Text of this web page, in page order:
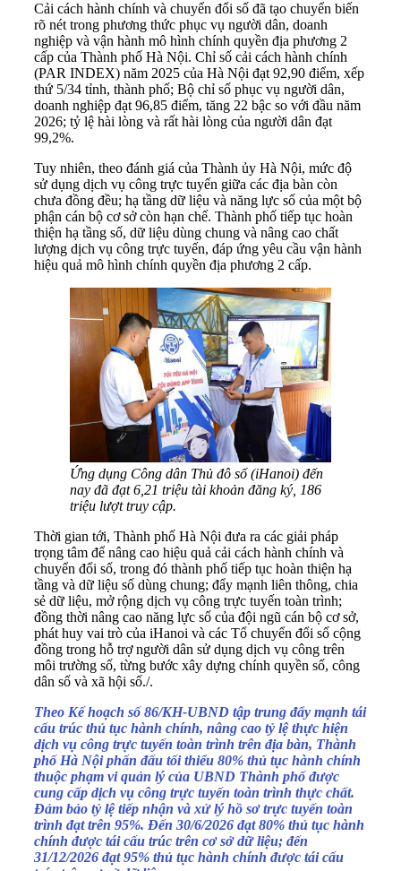
Cải cách hành chính và chuyển đổi số đã tạo chuyển biến
rõ nét trong phương thức phục vụ người dân, doanh
nghiệp và vận hành mô hình chính quyền địa phương 2
cấp của Thành phố Hà Nội. Chỉ số cải cách hành chính
(PAR INDEX) năm 2025 của Hà Nội đạt 92,90 điểm, xếp
thứ 5/34 tỉnh, thành phố; Bộ chỉ số phục vụ người dân,
doanh nghiệp đạt 96,85 điểm, tăng 22 bậc so với đầu năm
2026; tỷ lệ hài lòng và rất hài lòng của người dân đạt
99,2%.
Tuy nhiên, theo đánh giá của Thành ủy Hà Nội, mức độ
sử dụng dịch vụ công trực tuyến giữa các địa bàn còn
chưa đồng đều; hạ tầng dữ liệu và năng lực số của một bộ
phận cán bộ cơ sở còn hạn chế. Thành phố tiếp tục hoàn
thiện hạ tầng số, dữ liệu dùng chung và nâng cao chất
lượng dịch vụ công trực tuyến, đáp ứng yêu cầu vận hành
hiệu quả mô hình chính quyền địa phương 2 cấp.
Ứng dụng Công dân Thủ đô số (iHanoi) đến
nay đã đạt 6,21 triệu tài khoản đăng ký, 186
triệu lượt truy cập.
Thời gian tới, Thành phố Hà Nội đưa ra các giải pháp
trọng tâm để nâng cao hiệu quả cải cách hành chính và
chuyển đổi số, trong đó thành phố tiếp tục hoàn thiện hạ
tầng và dữ liệu số dùng chung; đẩy mạnh liên thông, chia
sẻ dữ liệu, mở rộng dịch vụ công trực tuyến toàn trình;
đồng thời nâng cao năng lực số của đội ngũ cán bộ cơ sở,
phát huy vai trò của iHanoi và các Tổ chuyển đổi số cộng
đồng trong hỗ trợ người dân sử dụng dịch vụ công trên
môi trường số, từng bước xây dựng chính quyền số, công
dân số và xã hội số./.
Theo Kế hoạch số 86/KH-UBND tập trung đẩy mạnh tái
cấu trúc thủ tục hành chính, nâng cao tỷ lệ thực hiện
dịch vụ công trực tuyến toàn trình trên địa bàn, Thành
phố Hà Nội phấn đấu tối thiểu 80% thủ tục hành chính
thuộc phạm vi quản lý của UBND Thành phố được
cung cấp dịch vụ công trực tuyến toàn trình thực chất.
Đảm bảo tỷ lệ tiếp nhận và xử lý hồ sơ trực tuyến toàn
trình đạt trên 95%. Đến 30/6/2026 đạt 80% thủ tục hành
chính được tái cấu trúc trên cơ sở dữ liệu; đến
31/12/2026 đạt 95% thủ tục hành chính được tái cấu